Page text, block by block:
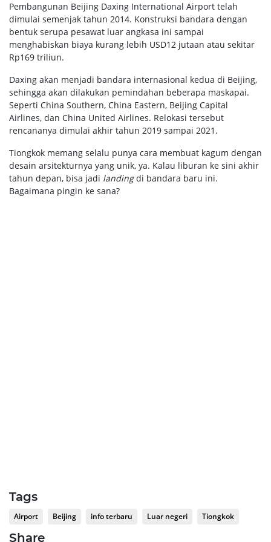
Pembangunan Beijing Daxing International Airport telah
dimulai semenjak tahun 2014. Konstruksi bandara dengan
bentuk serupa pesawat luar angkasa ini sampai
menghabiskan biaya kurang lebih USD12 jutaan atau sekitar
Rp169 triliun.
Daxing akan menjadi bandara internasional kedua di Beijing,
sehingga akan dilakukan pemindahan beberapa maskapai.
Seperti China Southern, China Eastern, Beijing Capital
Airlines, dan China United Airlines. Relokasi tersebut
rencananya dimulai akhir tahun 2019 sampai 2021.
Tiongkok memang selalu punya cara membuat kagum dengan
desain arsitekturnya yang unik, ya. Kalau liburan ke sini akhir
tahun depan, bisa jadi landingdi bandara baru ini.
Bagaimana pingin ke sana?
Tags
Airport Beijing info terbaru Luar negeri Tiongkok
Share